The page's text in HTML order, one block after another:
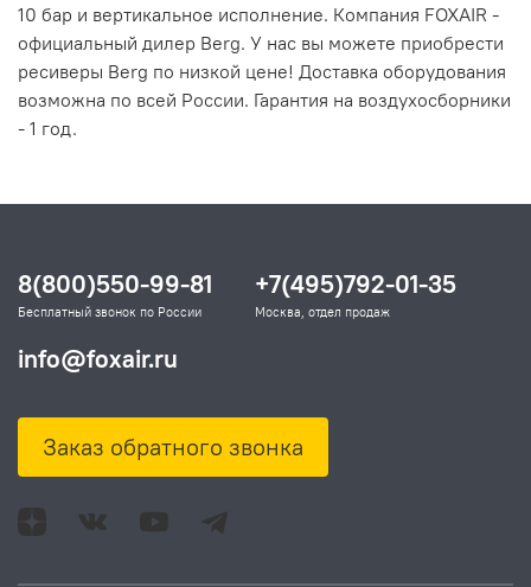
10 бар и вертикальное исполнение. Компания FOXAIR -
официальный дилер Berg. У нас вы можете приобрести
ресиверы Berg по низкой цене! Доставка оборудования
возможна по всей России. Гарантия на воздухосборники
- 1 год.
8(800)550-99-81
Бесплатный звонок по России
+7(495)792-01-35
Москва, отдел продаж
info@foxair.ru
Заказ обратного звонка